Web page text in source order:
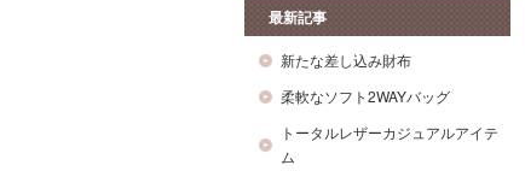
最新記事
新たな差し込み財布
柔軟なソフト2WAYバッグ
トータルレザーカジュアルアイテ
ム